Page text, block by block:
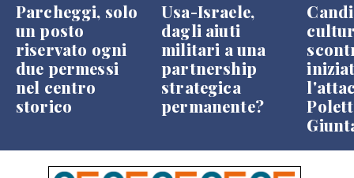
Parcheggi, solo
un posto
riservato ogni
due permessi
nel centro
storico
Usa-Israele,
dagli aiuti
militari a una
partnership
strategica
permanente?